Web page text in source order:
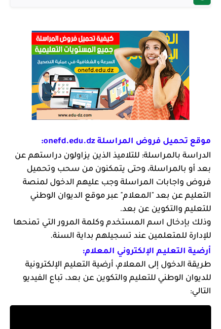
موقع تحميل فروض المراسلة onefd.edu.dz:
الدراسة بالمراسلة: للتلاميذ الذين يزاولون دراستهم عن
بعد أو بالمراسلة، وحتى يتمكنون من سحب وتحميل
فروض واجابات المراسلة وجب عليهم الدخول لمنصة
التعليم عن بعد "المعلام" عبر موقع الديوان الوطني
للتعليم والتكوين عن بعد.
وذلك بإدخال اسم المستخدم وكلمة المرور التي تمنحها
للإدارة للمتعلمين عند تسجيلهم بداية السنة.
أرضية التعليـم الإلكتروني المعلام:
طريقة الدخول إلى المعلام، أرضية التعليم الإلكترونية
للديوان الوطني للتعليم والتكوين عن بعد، تباع الفيديو
التالي: